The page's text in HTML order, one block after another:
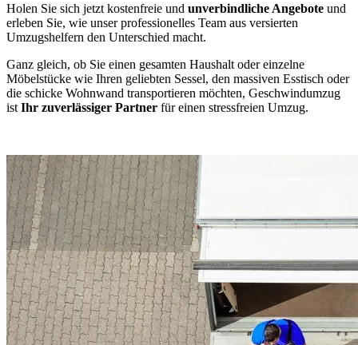
Holen Sie sich jetzt kostenfreie und unverbindliche Angebote und
erleben Sie, wie unser professionelles Team aus versierten
Umzugshelfern den Unterschied macht.
Ganz gleich, ob Sie einen gesamten Haushalt oder einzelne
Möbelstücke wie Ihren geliebten Sessel, den massiven Esstisch oder
die schicke Wohnwand transportieren möchten, Geschwindumzug
ist Ihr zuverlässiger Partner für einen stressfreien Umzug.